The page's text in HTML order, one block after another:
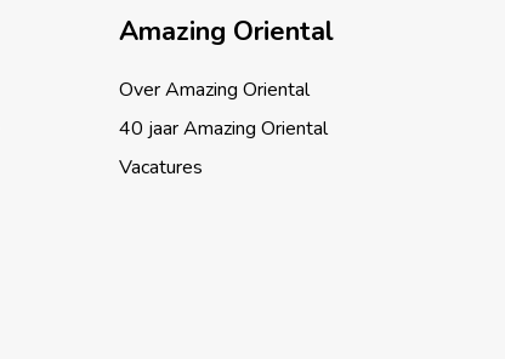
Amazing Oriental
Over Amazing Oriental
40 jaar Amazing Oriental
Vacatures